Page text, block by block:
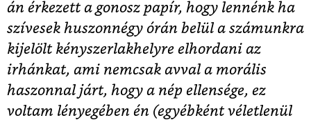
án érkezett a gonosz papír, hogy lennénk ha
szívesek huszonnégy órán belül a számunkra
kijelölt kényszerlakhelyre elhordani az
irhánkat, ami nemcsak avval a morális
haszonnal járt, hogy a nép ellensége, ez
voltam lényegében én (egyébként véletlenül